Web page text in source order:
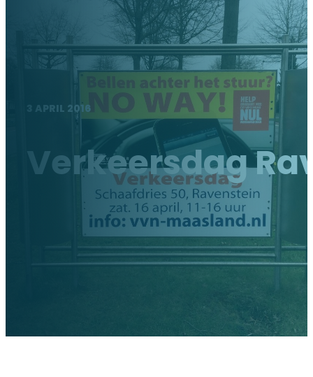
3 APRIL 2016
Verkeersdag